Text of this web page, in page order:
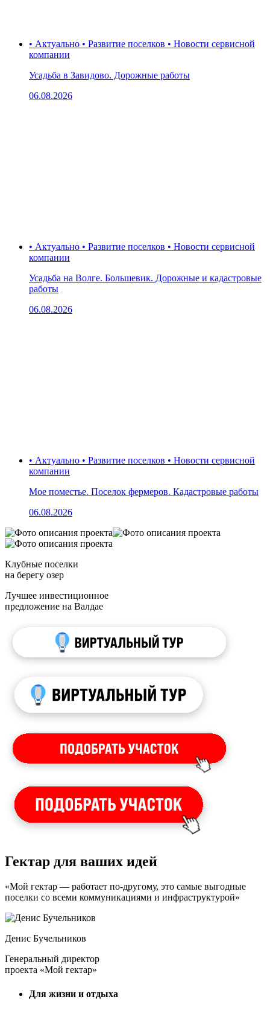
• Актуально • Развитие поселков • Новости сервисной
компании
Усадьба в Завидово. Дорожные работы
06.08.2026
• Актуально • Развитие поселков • Новости сервисной
компании
Усадьба на Волге. Большевик. Дорожные и кадастровые
работы
06.08.2026
• Актуально • Развитие поселков • Новости сервисной
компании
Мое поместье. Поселок фермеров. Кадастровые работы
06.08.2026
Клубные поселки
на берегу озер
Лучшее инвестиционное
предложение на Валдае
Гектар для ваших идей
«Мой гектар — работает по-другому, это самые выгодные
поселки со всеми коммуникациями и инфраструктурой»
Денис Бучельников
Генеральный директор
проекта «Мой гектар»
Для жизни и отдыха